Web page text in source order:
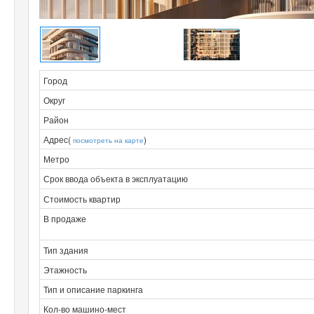
Город
Округ
Район
Адрес( посмотреть на карте)
Метро
Срок ввода объекта в эксплуатацию
Стоимость квартир
В продаже
Тип здания
Этажность
Тип и описание паркинга
Кол-во машино-мест